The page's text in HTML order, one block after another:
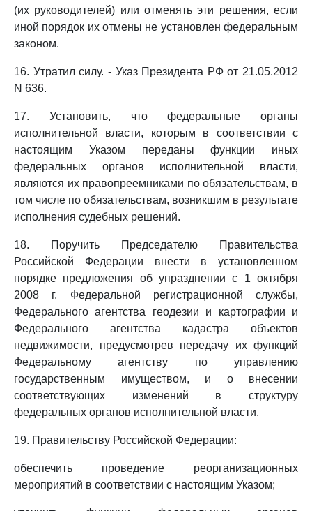
(их руководителей) или отменять эти решения, если
иной порядок их отмены не установлен федеральным
законом.
16. Утратил силу. - Указ Президента РФ от 21.05.2012
N 636.
17. Установить, что федеральные органы
исполнительной власти, которым в соответствии с
настоящим Указом переданы функции иных
федеральных органов исполнительной власти,
являются их правопреемниками по обязательствам, в
том числе по обязательствам, возникшим в результате
исполнения судебных решений.
18. Поручить Председателю Правительства
Российской Федерации внести в установленном
порядке предложения об упразднении с 1 октября
2008 г. Федеральной регистрационной службы,
Федерального агентства геодезии и картографии и
Федерального агентства кадастра объектов
недвижимости, предусмотрев передачу их функций
Федеральному агентству по управлению
государственным имуществом, и о внесении
соответствующих изменений в структуру
федеральных органов исполнительной власти.
19. Правительству Российской Федерации:
обеспечить проведение реорганизационных
мероприятий в соответствии с настоящим Указом;